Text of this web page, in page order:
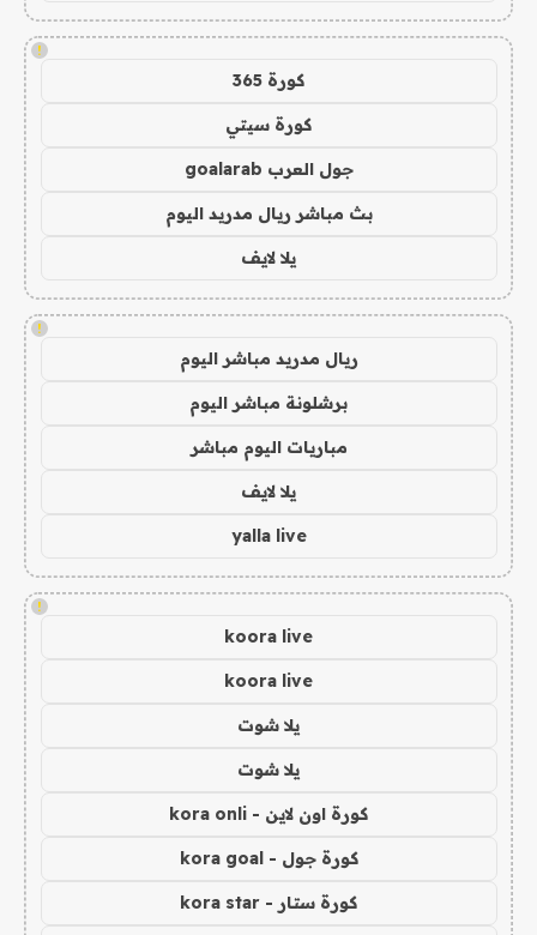
!
كورة 365
كورة سيتي
جول العرب goalarab
بث مباشر ريال مدريد اليوم
يلا لايف
!
ريال مدريد مباشر اليوم
برشلونة مباشر اليوم
مباريات اليوم مباشر
يلا لايف
yalla live
!
koora live
koora live
يلا شوت
يلا شوت
كورة اون لاين - kora onli
كورة جول - kora goal
كورة ستار - kora star